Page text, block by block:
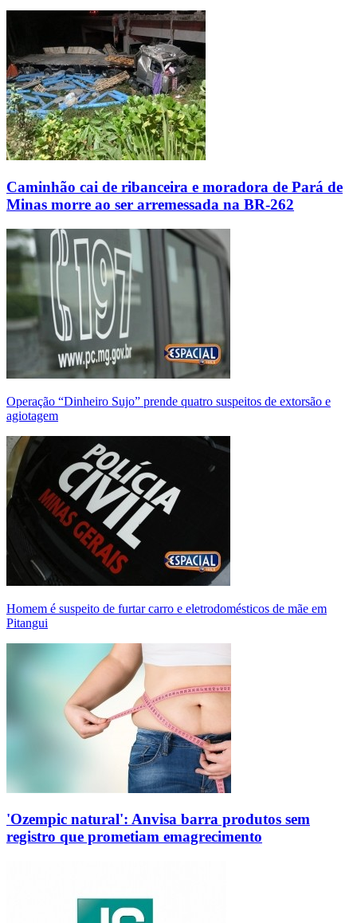
Caminhão cai de ribanceira e moradora de Pará de
Minas morre ao ser arremessada na BR-262
Operação “Dinheiro Sujo” prende quatro suspeitos de extorsão e
agiotagem
Homem é suspeito de furtar carro e eletrodomésticos de mãe em
Pitangui
'Ozempic natural': Anvisa barra produtos sem
registro que prometiam emagrecimento